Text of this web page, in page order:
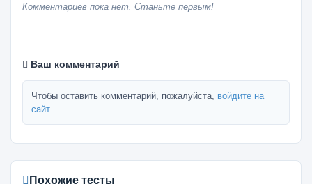
Комментариев пока нет. Станьте первым!
Ваш комментарий
Чтобы оставить комментарий, пожалуйста, войдите на
сайт.
Похожие тесты